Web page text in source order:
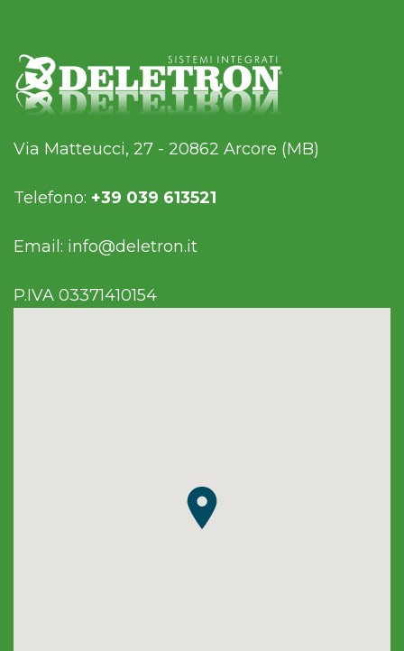
Via Matteucci, 27 - 20862 Arcore (MB)
Telefono: +39 039 613521
Email: info@deletron.it
P.IVA 03371410154